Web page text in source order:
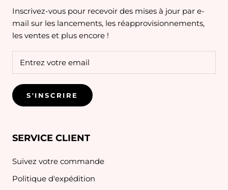
Inscrivez-vous pour recevoir des mises à jour par e-
mail sur les lancements, les réapprovisionnements,
les ventes et plus encore !
S'INSCRIRE
SERVICE CLIENT
Suivez votre commande
Politique d'expédition